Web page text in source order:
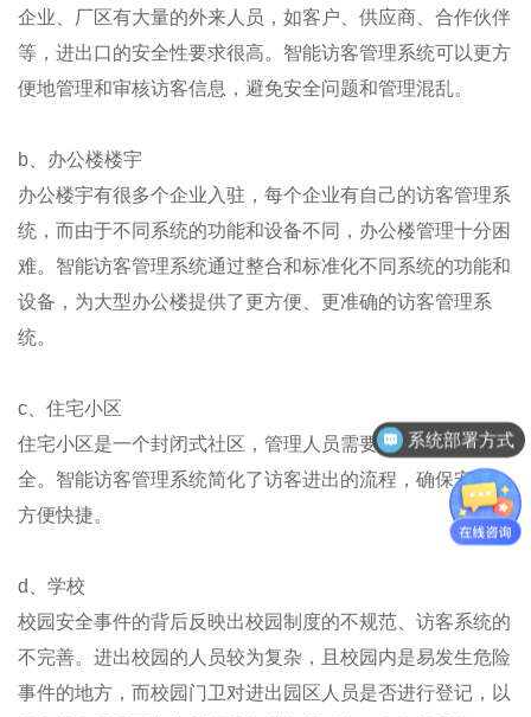
企业、厂区有大量的外来人员，如客户、供应商、合作伙伴
等，进出口的安全性要求很高。智能访客管理系统可以更方
便地管理和审核访客信息，避免安全问题和管理混乱。
b、办公楼楼宇
办公楼宇有很多个企业入驻，每个企业有自己的访客管理系
统，而由于不同系统的功能和设备不同，办公楼管理十分困
难。智能访客管理系统通过整合和标准化不同系统的功能和
设备，为大型办公楼提供了更方便、更准确的访客管理系
统。
c、住宅小区
住宅小区是一个封闭式社区，管理人员需要非常关注社区安
全。智能访客管理系统简化了访客进出的流程，确保安全，
方便快捷。
d、学校
校园安全事件的背后反映出校园制度的不规范、访客系统的
不完善。进出校园的人员较为复杂，且校园内是易发生危险
事件的地方，而校园门卫对进出园区人员是否进行登记，以
系统部署方式